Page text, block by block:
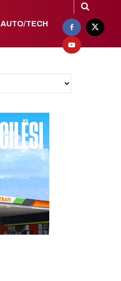
AUTO/TECH